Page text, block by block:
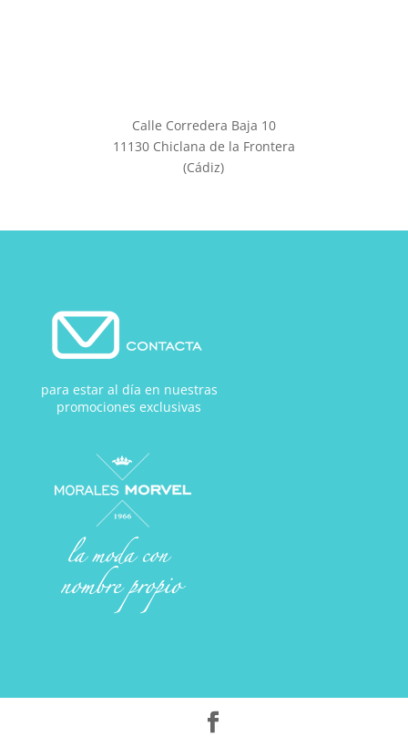
Calle Corredera Baja 10
11130 Chiclana de la Frontera
(Cádiz)
para estar al día en nuestras
promociones exclusivas